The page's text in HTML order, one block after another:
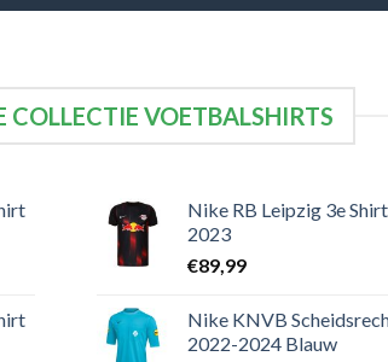
COLLECTIE VOETBALSHIRTS
Nike RB Leipzig 3e
2023
€89,99
Nike KNVB
2022-2024 Blauw